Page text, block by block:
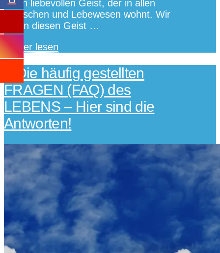
einen liebevollen Geist, der in allen
Menschen und Lebewesen wohnt. Wir
ehren diesen Geist …
Weiter lesen
Die häufig gestellten
FRAGEN (FAQ) des
LEBENS – Hier sind die
Antworten!